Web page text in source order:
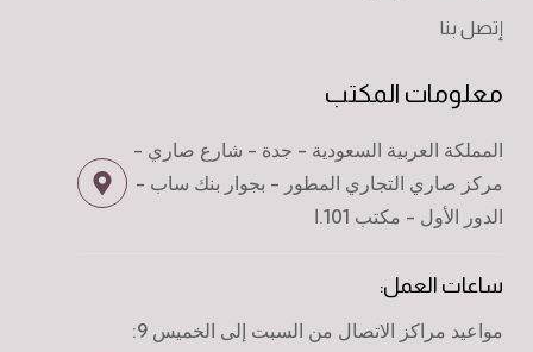
إتصل بنا
معلومات المكتب
المملكة العربية السعودية - جدة - شارع صاري -
مركز صاري التجاري المطور - بجوار بنك ساب -
الدور الأول - مكتب 101.ا
ساعات العمل:
مواعيد مراكز الاتصال من السبت إلى الخميس 9: